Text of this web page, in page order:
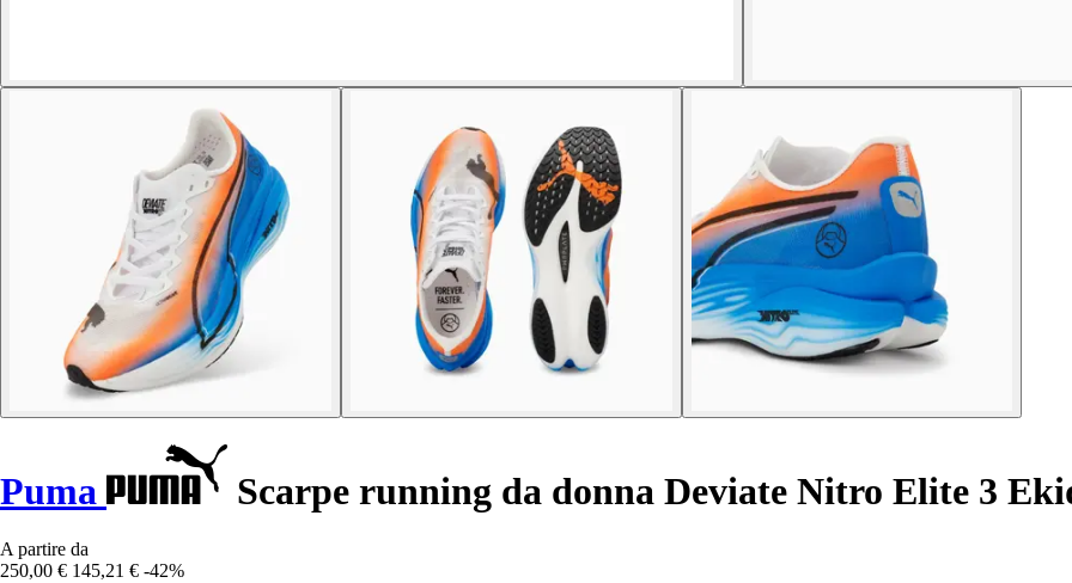
Puma Scarpe running da donna Deviate Nitro Elite 3
A partire da
250,00 € 145,21 € -42%